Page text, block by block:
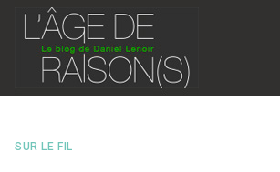
Skip
content
SUR LE FIL